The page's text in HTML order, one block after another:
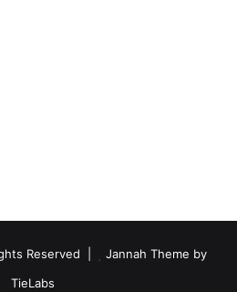
Reserved |
Jannah Theme by
TieLabs